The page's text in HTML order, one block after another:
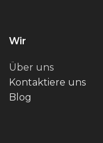
Wir
Über uns
Kontaktiere uns
Blog